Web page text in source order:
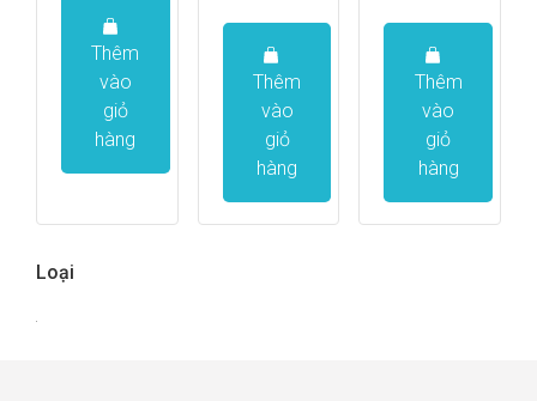
Thêm
vào
giỏ
hàng
Thêm
vào
giỏ
hàng
Thêm
vào
giỏ
hàng
Loại